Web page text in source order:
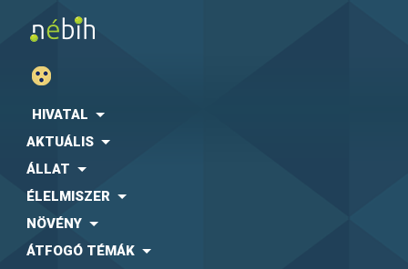
HIVATAL
AKTUÁLIS
ÁLLAT
ÉLELMISZER
NÖVÉNY
ÁTFOGÓ TÉMÁK